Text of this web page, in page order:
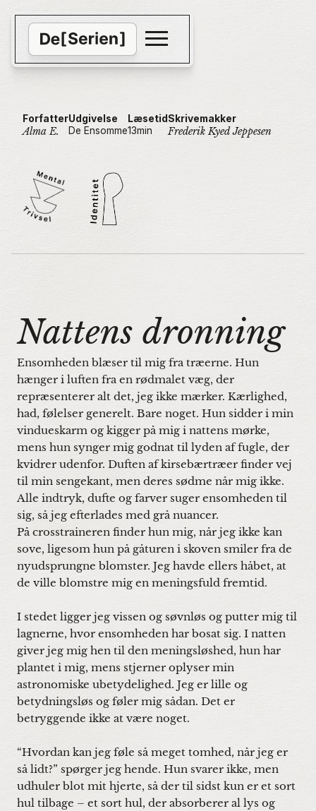
Forfatter
Alma E.
Udgivelse
De Ensomme
Læsetid
13min
Skrivemakker
Frederik Kyed Jeppesen
Nattens dronning
Ensomheden blæser til mig fra træerne. Hun
hænger i luften fra en rødmalet væg, der
repræsenterer alt det, jeg ikke mærker. Kærlighed,
had, følelser generelt. Bare noget. Hun sidder i min
vindueskarm og kigger på mig i nattens mørke,
mens hun synger mig godnat til lyden af fugle, der
kvidrer udenfor. Duften af kirsebærtræer finder vej
til min sengekant, men deres sødme når mig ikke.
Alle indtryk, dufte og farver suger ensomheden til
sig, så jeg efterlades med grå nuancer.
På crosstraineren finder hun mig, når jeg ikke kan
sove, ligesom hun på gåturen i skoven smiler fra de
nyudsprungne blomster. Jeg havde ellers håbet, at
de ville blomstre mig en meningsfuld fremtid.
I stedet ligger jeg vissen og søvnløs og putter mig til
lagnerne, hvor ensomheden har bosat sig. I natten
giver jeg mig hen til den meningsløshed, hun har
plantet i mig, mens stjerner oplyser min
astronomiske ubetydelighed. Jeg er lille og
betydningsløs og føler mig sådan. Det er
betryggende ikke at være noget.
“Hvordan kan jeg føle så meget tomhed, når jeg er
så lidt?” spørger jeg hende. Hun svarer ikke, men
udhuler blot mit hjerte, så der til sidst kun er et sort
hul tilbage – et sort hul, der absorberer al lys og